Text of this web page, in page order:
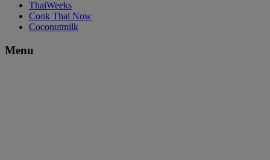
ThaiWeeks
Cook Thai Now
Coconutmilk
Menu